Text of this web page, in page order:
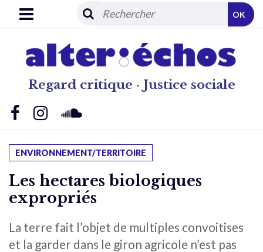
Regard critique · Justice sociale
OK
ENVIRONNEMENT/TERRITOIRE
Les hectares biologiques
expropriés
La terre fait l’objet de multiples convoitises
et la garder dans le giron agricole n’est pas